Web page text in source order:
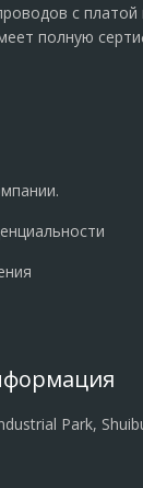
с платой
полную
Park,